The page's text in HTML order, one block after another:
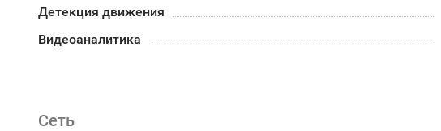
Детекция движения
Видеоаналитика
Сеть